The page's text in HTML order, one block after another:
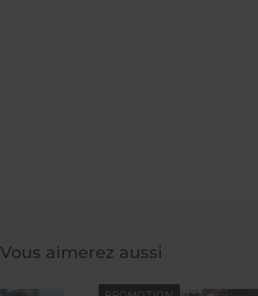
Vous aimerez aussi